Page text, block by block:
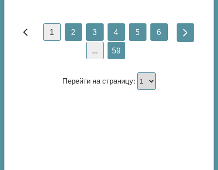
1 2 3 4 5 6
... 59
Перейти на страницу: